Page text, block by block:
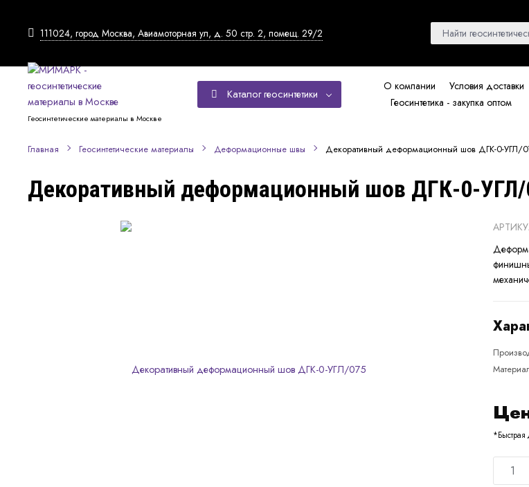
111024, город Москва, Авиамоторная ул, д. 50 стр. 2, помещ. 29/2
Геосинтетические материалы в Москве
Каталог геосинтетики
О компании Условия доставки
Геосинтетика - закупка оптом
Главная Геосинтетические материалы Деформационные швы Декоративный деформационный шов ДГК-0-УГЛ/
Декоративный деформационный шов ДГК-0-УГЛ/
*Быстрая